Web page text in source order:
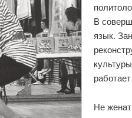
В
язык.
Не